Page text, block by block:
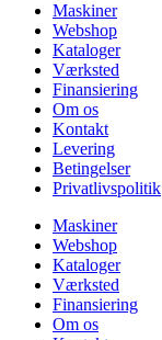
Maskiner
Webshop
Kataloger
Værksted
Finansiering
Om os
Kontakt
Levering
Betingelser
Privatlivspolitik
Maskiner
Webshop
Kataloger
Værksted
Finansiering
Om os